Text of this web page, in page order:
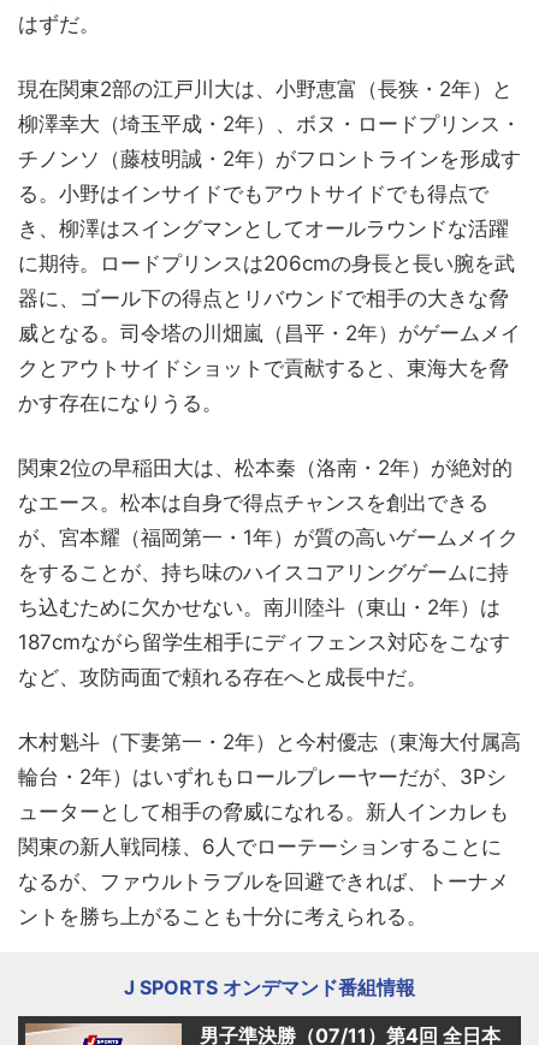
はずだ。
現在関東2部の江戸川大は、小野恵富（長狭・2年）と
柳澤幸大（埼玉平成・2年）、ボヌ・ロードプリンス・
チノンソ（藤枝明誠・2年）がフロントラインを形成す
る。小野はインサイドでもアウトサイドでも得点で
き、柳澤はスイングマンとしてオールラウンドな活躍
に期待。ロードプリンスは206cmの身長と長い腕を武
器に、ゴール下の得点とリバウンドで相手の大きな脅
威となる。司令塔の川畑嵐（昌平・2年）がゲームメイ
クとアウトサイドショットで貢献すると、東海大を脅
かす存在になりうる。
関東2位の早稲田大は、松本秦（洛南・2年）が絶対的
なエース。松本は自身で得点チャンスを創出できる
が、宮本耀（福岡第一・1年）が質の高いゲームメイク
をすることが、持ち味のハイスコアリングゲームに持
ち込むために欠かせない。南川陸斗（東山・2年）は
187cmながら留学生相手にディフェンス対応をこなす
など、攻防両面で頼れる存在へと成長中だ。
木村魁斗（下妻第一・2年）と今村優志（東海大付属高
輪台・2年）はいずれもロールプレーヤーだが、3Pシ
ューターとして相手の脅威になれる。新人インカレも
関東の新人戦同様、6人でローテーションすることに
なるが、ファウルトラブルを回避できれば、トーナメ
ントを勝ち上がることも十分に考えられる。
J SPORTS オンデマンド番組情報
男子準決勝（07/11）第4回 全日本